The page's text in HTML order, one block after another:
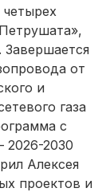
Завершается
от
и
газа
с
2026-2030
Алексея
проектов и